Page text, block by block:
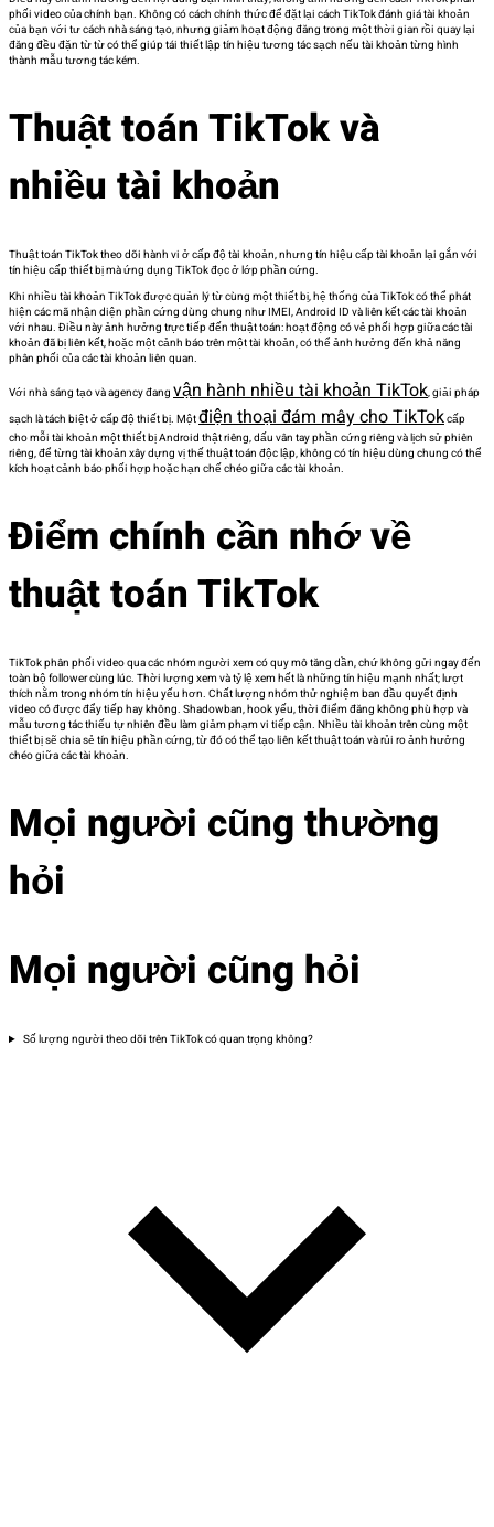
phối video của chính bạn. Không có cách chính thức để đặt lại cách TikTok đánh giá tài khoản
của bạn với tư cách nhà sáng tạo, nhưng giảm hoạt động đăng trong một thời gian rồi quay lại
đăng đều đặn từ từ có thể giúp tái thiết lập tín hiệu tương tác sạch nếu tài khoản từng hình
thành mẫu tương tác kém.
Thuật toán TikTok và
nhiều tài khoản
Thuật toán TikTok theo dõi hành vi ở cấp độ tài khoản, nhưng tín hiệu cấp tài khoản lại gắn với
tín hiệu cấp thiết bị mà ứng dụng TikTok đọc ở lớp phần cứng.
Khi nhiều tài khoản TikTok được quản lý từ cùng một thiết bị, hệ thống của TikTok có thể phát
hiện các mã nhận diện phần cứng dùng chung như IMEI, Android ID và liên kết các tài khoản
với nhau. Điều này ảnh hưởng trực tiếp đến thuật toán: hoạt động có vẻ phối hợp giữa các tài
khoản đã bị liên kết, hoặc một cảnh báo trên một tài khoản, có thể ảnh hưởng đến khả năng
phân phối của các tài khoản liên quan.
Với nhà sáng tạo và agency đang vận hành nhiều tài khoản TikTok, giải pháp
sạch là tách biệt ở cấp độ thiết bị. Mộtđiện thoại đám mây cho TikTokcấp
cho mỗi tài khoản một thiết bị Android thật riêng, dấu vân tay phần cứng riêng và lịch sử phiên
riêng, để từng tài khoản xây dựng vị thế thuật toán độc lập, không có tín hiệu dùng chung có thể
kích hoạt cảnh báo phối hợp hoặc hạn chế chéo giữa các tài khoản.
Điểm chính cần nhớ về
thuật toán TikTok
TikTok phân phối video qua các nhóm người xem có quy mô tăng dần, chứ không gửi ngay đến
toàn bộ follower cùng lúc. Thời lượng xem và tỷ lệ xem hết là những tín hiệu mạnh nhất; lượt
thích nằm trong nhóm tín hiệu yếu hơn. Chất lượng nhóm thử nghiệm ban đầu quyết định
video có được đẩy tiếp hay không. Shadowban, hook yếu, thời điểm đăng không phù hợp và
mẫu tương tác thiếu tự nhiên đều làm giảm phạm vi tiếp cận. Nhiều tài khoản trên cùng một
thiết bị sẽ chia sẻ tín hiệu phần cứng, từ đó có thể tạo liên kết thuật toán và rủi ro ảnh hưởng
chéo giữa các tài khoản.
Mọi người cũng thường
hỏi
Mọi người cũng hỏi
Số lượng người theo dõi trên TikTok có quan trọng không?